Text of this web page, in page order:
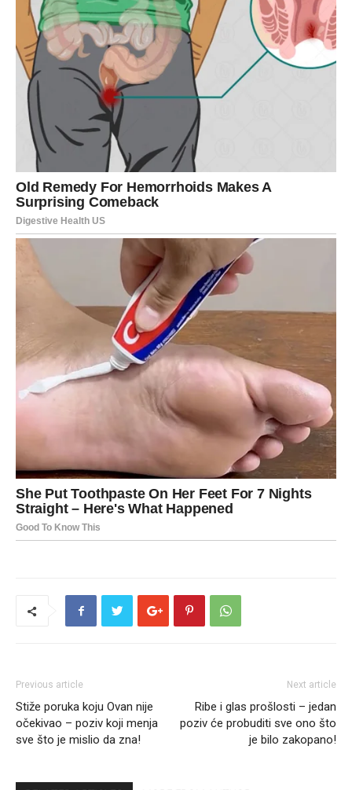
Previous article
Stiže poruka koju Ovan nije
očekivao – poziv koji menja
sve što je mislio da zna!
Next article
Ribe i glas prošlosti – jedan
poziv će probuditi sve ono što
je bilo zakopano!